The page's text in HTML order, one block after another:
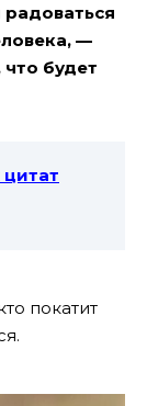
—
будет
покатит